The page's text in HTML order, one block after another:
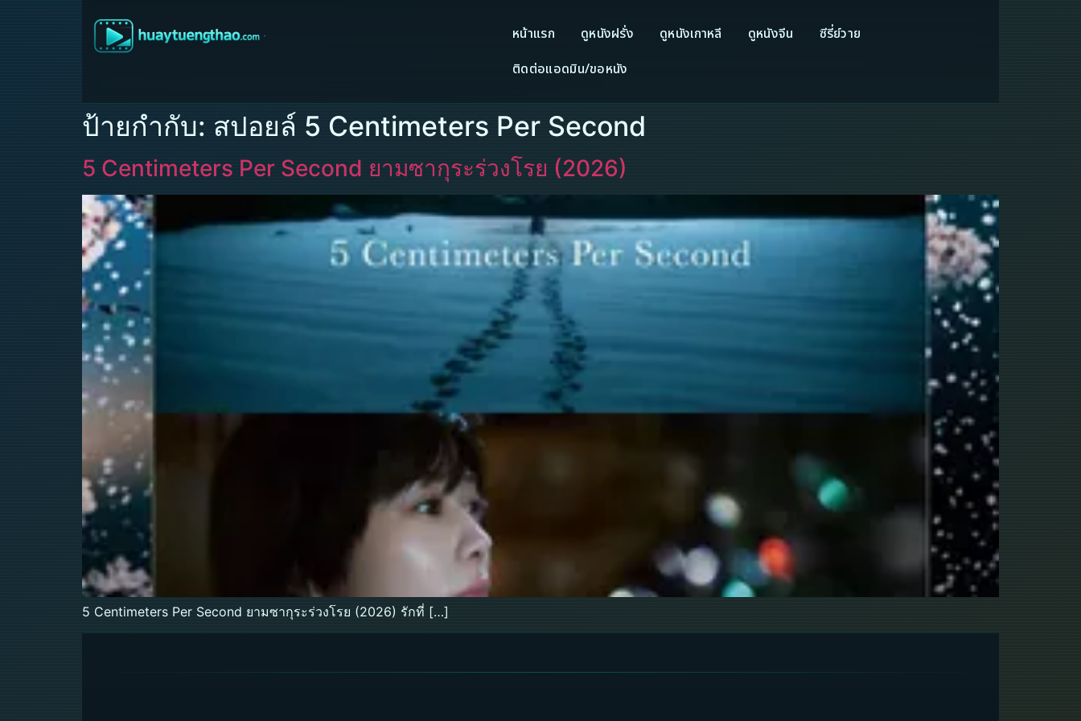
หน้าแรก ดูหนังฝรั่ง ดูหนังเกาหลี ดูหนังจีน
ซีรี่ย์วาย
ติดต่อแอดมิน/ขอหนัง
ป้ายกำกับ: สปอยล์ 5 Centimeters Per Second
5 Centimeters Per Second ยามซากุระร่วงโรย (2026)
5 Centimeters Per Second ยามซากุระร่วงโรย (2026) รักที่ […]